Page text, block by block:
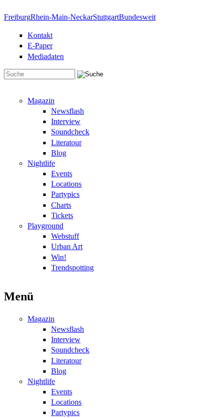
FreiburgRhein-Main-NeckarStuttgartBundesweit
Kontakt
E-Paper
Mediadaten
Magazin
Newsflash
Interview
Soundcheck
Literatour
Blog
Nightlife
Events
Locations
Partypics
Charts
Tickets
Playground
Webstuff
Urban Art
Win!
Trendspotting
Menü
Magazin
Newsflash
Interview
Soundcheck
Literatour
Blog
Nightlife
Events
Locations
Partypics